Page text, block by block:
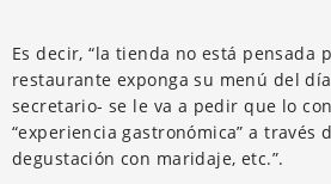
Es decir, “la tienda no está pensada
restaurante exponga su menú del
secretario- se le va a pedir que lo
“experiencia gastronómica” a través
degustación con maridaje, etc.”.